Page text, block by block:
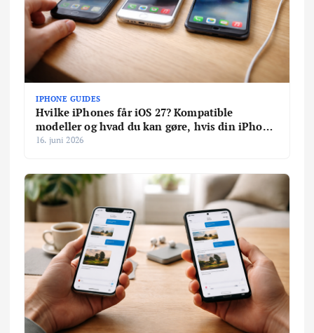
IPHONE GUIDES
Hvilke iPhones får iOS 27? Kompatible
modeller og hvad du kan gøre, hvis din iPhone
stopper
16. juni 2026